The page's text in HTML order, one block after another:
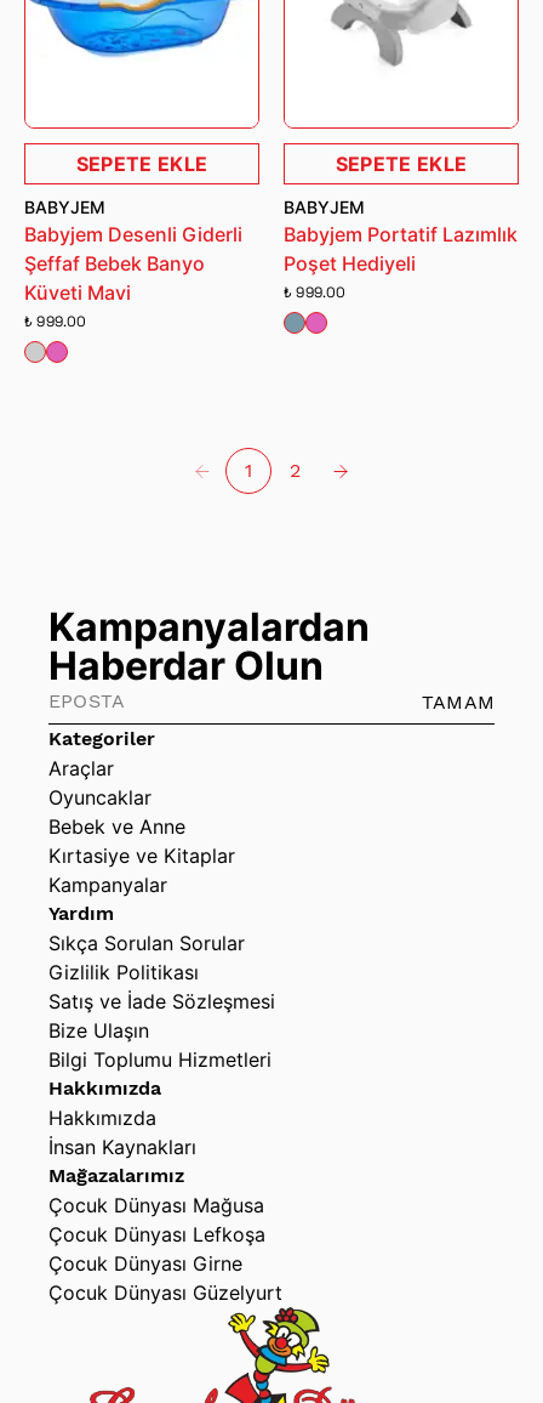
SEPETE EKLE
BABYJEM
Babyjem Desenli Giderli
Şeffaf Bebek Banyo
Küveti Mavi
₺ 999.00
SEPETE EKLE
BABYJEM
Babyjem Portatif Lazımlık
Poşet Hediyeli
₺ 999.00
1 2
Kategoriler
Araçlar
Oyuncaklar
Bebek ve Anne
Kırtasiye ve Kitaplar
Kampanyalar
Yardım
Sıkça Sorulan Sorular
Gizlilik Politikası
Satış ve İade Sözleşmesi
Bize Ulaşın
Bilgi Toplumu Hizmetleri
Hakkımızda
Hakkımızda
İnsan Kaynakları
Mağazalarımız
Çocuk Dünyası Mağusa
Çocuk Dünyası Lefkoşa
Çocuk Dünyası Girne
Çocuk Dünyası Güzelyurt
Kampanyalardan
Haberdar Olun
TAMAM